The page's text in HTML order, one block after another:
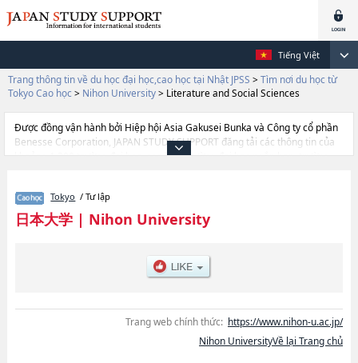
Tiếng Việt
Trang thông tin về du học đại học,cao học tại Nhật JPSS > Tìm nơi du học từ
Tokyo Cao học > Nihon University> Literature and Social Sciences
Được đồng vận hành bởi Hiệp hội Asia Gakusei Bunka và Công ty cổ phần
Benesse Corporation, JAPAN STUDY SUPPORT đăng tải các thông tin của
khoảng 1.300 trường đại học, cao học, trường đại học ngắn hạn, trường
thiết dành cho du học sinh, như là về các LawhoặcLiterature and Social
ScienceshoặcEconomicshoặcCommercehoặcArthoặcInternational
RelationshoặcScience and TechnologyhoặcIndustrial
MatsudohoặcVeterinary MedicinehoặcPharmacyhoặcIntegrated Basic
ScienceshoặcBioresource ScienceshoặcLaw SchoolhoặcJournalism and
tuyển như số lượng tuyển sinh, số lượng trúng tuyển, cở sở trang thiết bị,
Tokyo / Tư lập
日本大学| Nihon University
Trang web chính thức: https://www.nihon-u.ac.jp/
Nihon UniversityVề lại Trang chủ